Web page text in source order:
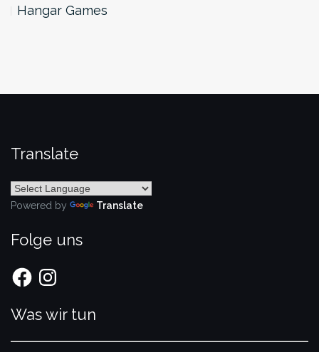
Hangar Games
Translate
Powered by Translate
Folge uns
FacebookInstagram
Was wir tun